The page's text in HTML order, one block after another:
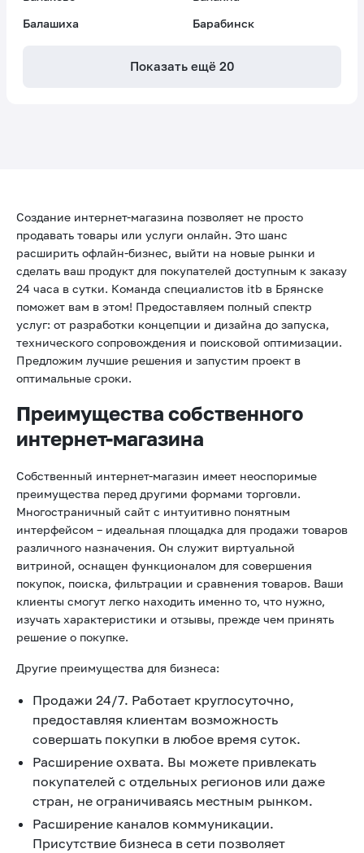
Балашиха
Барабинск
Показать ещё 20
Создание интернет-магазина позволяет не просто
продавать товары или услуги онлайн. Это шанс
расширить офлайн-бизнес, выйти на новые рынки и
сделать ваш продукт для покупателей доступным к заказу
24 часа в сутки. Команда специалистов itb в Брянске
поможет вам в этом! Предоставляем полный спектр
услуг: от разработки концепции и дизайна до запуска,
технического сопровождения и поисковой оптимизации.
Предложим лучшие решения и запустим проект в
оптимальные сроки.
Преимущества собственного
интернет-магазина
Собственный интернет-магазин имеет неоспоримые
преимущества перед другими формами торговли.
Многостраничный сайт с интуитивно понятным
интерфейсом – идеальная площадка для продажи товаров
различного назначения. Он служит виртуальной
витриной, оснащен функционалом для совершения
покупок, поиска, фильтрации и сравнения товаров. Ваши
клиенты смогут легко находить именно то, что нужно,
изучать характеристики и отзывы, прежде чем принять
решение о покупке.
Другие преимущества для бизнеса:
Продажи 24/7. Работает круглосуточно,
предоставляя клиентам возможность
совершать покупки в любое время суток.
Расширение охвата. Вы можете привлекать
покупателей с отдельных регионов или даже
стран, не ограничиваясь местным рынком.
Расширение каналов коммуникации.
Присутствие бизнеса в сети позволяет